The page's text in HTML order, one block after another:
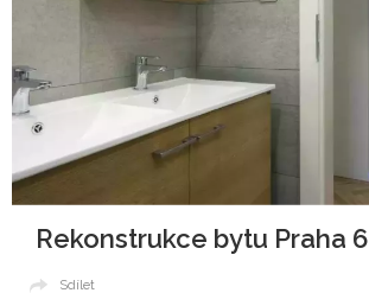
Rekonstrukce bytu Praha 6
Sdílet